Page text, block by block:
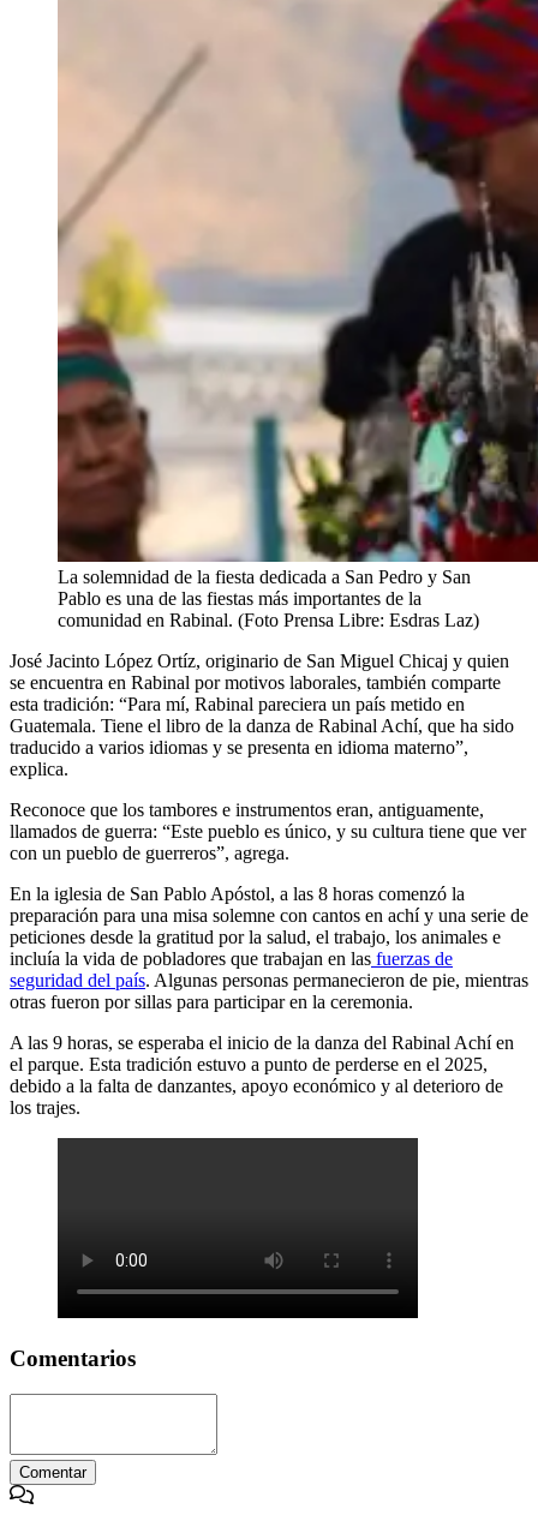
La solemnidad de la fiesta dedicada a San Pedro y San
Pablo es una de las fiestas más importantes de la
comunidad en Rabinal. (Foto Prensa Libre: Esdras Laz)
José Jacinto López Ortíz, originario de San Miguel Chicaj y quien
se encuentra en Rabinal por motivos laborales, también comparte
esta tradición: “Para mí, Rabinal pareciera un país metido en
Guatemala. Tiene el libro de la danza de Rabinal Achí, que ha sido
traducido a varios idiomas y se presenta en idioma materno”,
explica.
Reconoce que los tambores e instrumentos eran, antiguamente,
llamados de guerra: “Este pueblo es único, y su cultura tiene que ver
con un pueblo de guerreros”, agrega.
En la iglesia de San Pablo Apóstol, a las 8 horas comenzó la
preparación para una misa solemne con cantos en achí y una serie de
peticiones desde la gratitud por la salud, el trabajo, los animales e
incluía la vida de pobladores que trabajan en las fuerzas de
seguridad del país. Algunas personas permanecieron de pie, mientras
otras fueron por sillas para participar en la ceremonia.
A las 9 horas, se esperaba el inicio de la danza del Rabinal Achí en
el parque. Esta tradición estuvo a punto de perderse en el 2025,
debido a la falta de danzantes, apoyo económico y al deterioro de
los trajes.
Comentarios
Comentar